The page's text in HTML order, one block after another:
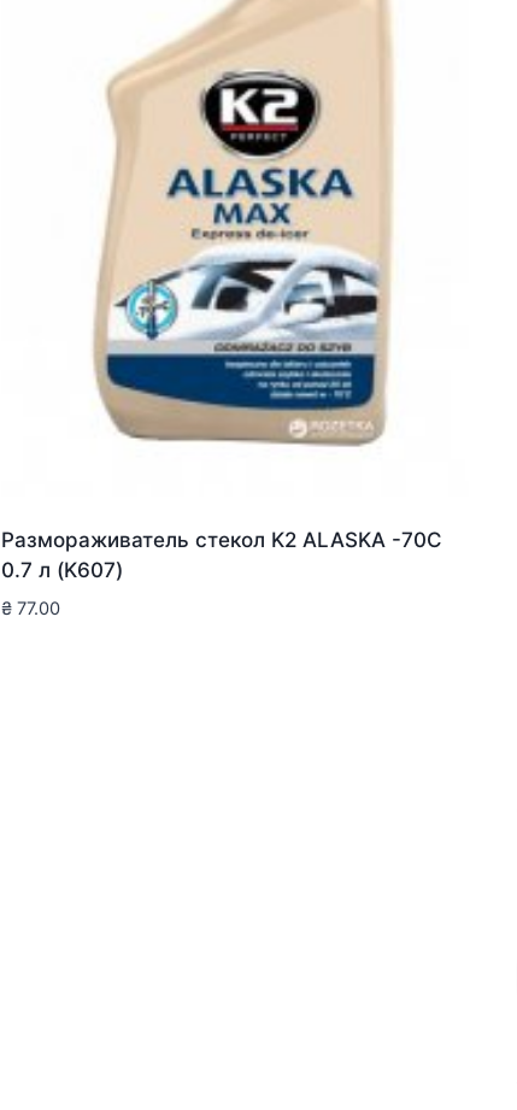
Размораживатель стекол K2 ALASKA -70C
0.7 л (K607)
₴ 77.00